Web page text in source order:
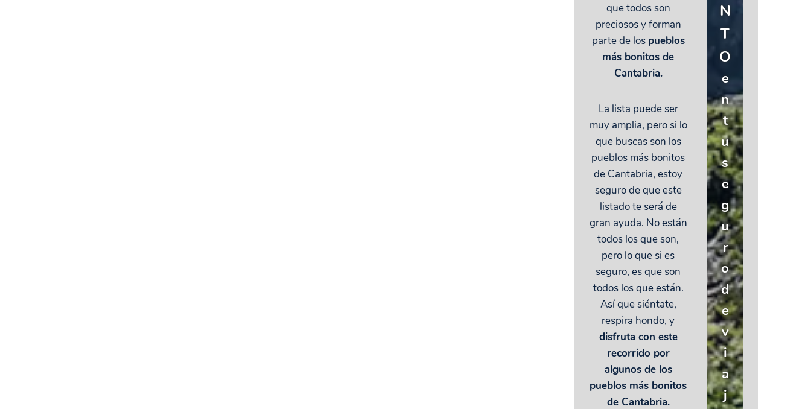
que todos son
preciosos y forman
parte de los pueblos
más bonitos de
Cantabria.
La lista puede ser
muy amplia, pero si lo
que buscas son los
pueblos más bonitos
de Cantabria, estoy
seguro de que este
listado te será de
gran ayuda. No están
todos los que son,
pero lo que si es
seguro, es que son
todos los que están.
Así que siéntate,
respira hondo, y
disfruta con este
recorrido por
algunos de los
pueblos más bonitos
de Cantabria.
N
T
O
e
n
t
u
s
e
g
u
r
o
d
e
v
i
a
j